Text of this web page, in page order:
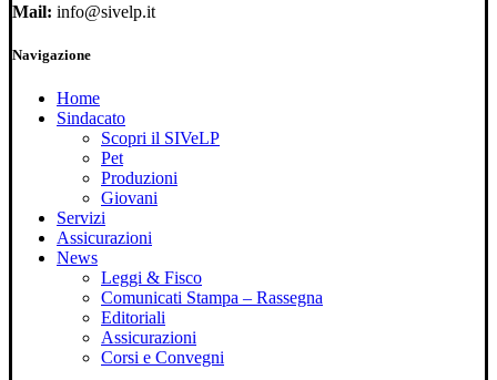
Mail: info@sivelp.it
Navigazione
Home
Sindacato
Scopri il SIVeLP
Pet
Produzioni
Giovani
Servizi
Assicurazioni
News
Leggi & Fisco
Comunicati Stampa – Rassegna
Editoriali
Assicurazioni
Corsi e Convegni